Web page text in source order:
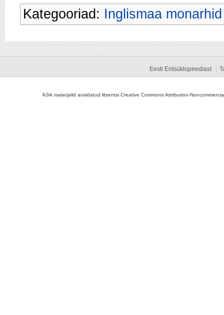
Kategooriad: Inglismaa monarhid
Eesti Entsüklopeediast
Kõik materjalid avaldatud litsentsi Creative Commons Attribution-